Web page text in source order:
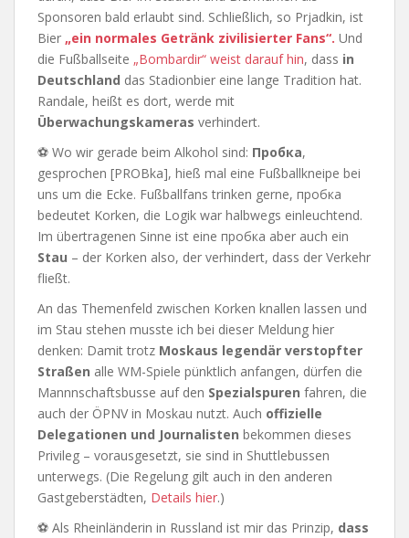
Sponsoren bald erlaubt sind. Schließlich, so Prjadkin, ist
Bier „ein normales Getränk zivilisierter Fans“. Und
die Fußballseite „Bombardir“ weist darauf hin, dass in
Deutschland das Stadionbier eine lange Tradition hat.
Randale, heißt es dort, werde mit
Überwachungskameras verhindert.
⚽ Wo wir gerade beim Alkohol sind: Пробка,
gesprochen [PROBka], hieß mal eine Fußballkneipe bei
uns um die Ecke. Fußballfans trinken gerne, пробка
bedeutet Korken, die Logik war halbwegs einleuchtend.
Im übertragenen Sinne ist eine пробка aber auch ein
Stau – der Korken also, der verhindert, dass der Verkehr
fließt.
An das Themenfeld zwischen Korken knallen lassen und
im Stau stehen musste ich bei dieser Meldung hier
denken: Damit trotz Moskaus legendär verstopfter
Straßen alle WM-Spiele pünktlich anfangen, dürfen die
Mannnschaftsbusse auf den Spezialspuren fahren, die
auch der ÖPNV in Moskau nutzt. Auch offizielle
Delegationen und Journalisten bekommen dieses
Privileg – vorausgesetzt, sie sind in Shuttlebussen
unterwegs. (Die Regelung gilt auch in den anderen
Gastgeberstädten, Details hier.)
⚽ Als Rheinländerin in Russland ist mir das Prinzip, dass